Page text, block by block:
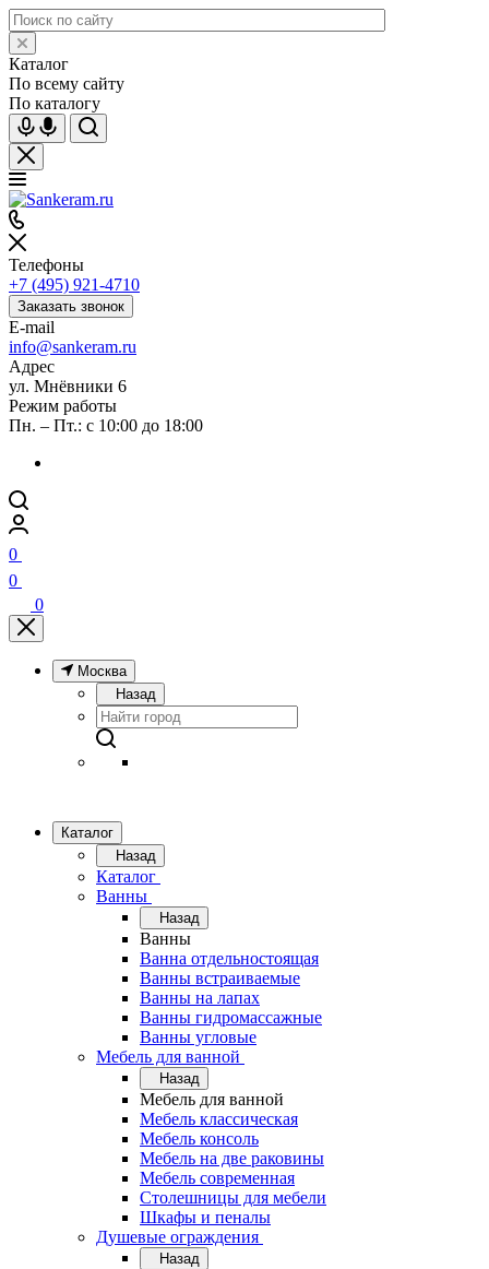
Каталог
По всему сайту
По каталогу
Телефоны
+7 (495) 921-4710
Заказать звонок
E-mail
info@sankeram.ru
Адрес
ул. Мнёвники 6
Режим работы
Пн. – Пт.: с 10:00 до 18:00
0
0
0
Москва
Назад
Каталог
Назад
Каталог
Ванны
Назад
Ванны
Ванна отдельностоящая
Ванны встраиваемые
Ванны на лапах
Ванны гидромассажные
Ванны угловые
Мебель для ванной
Назад
Мебель для ванной
Мебель классическая
Мебель консоль
Мебель на две раковины
Мебель современная
Столешницы для мебели
Шкафы и пеналы
Душевые ограждения
Назад